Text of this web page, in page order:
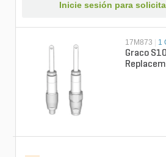
Inicie sesión para
17M873 | 1
Graco